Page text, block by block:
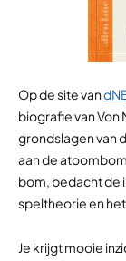
Op de site van
biografie van Von
grondslagen van
aan de
bom, bedacht de
speltheorie en
Je krijgt mooie